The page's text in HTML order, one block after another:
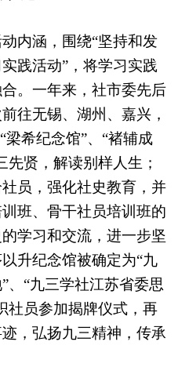
内涵，围绕“坚持和发
践活动”，将学习实践
。一年来，社市委先后
往无锡、湖州、嘉兴，
梁希纪念馆”、“褚辅成
先贤，解读别样人生；
员，强化社史教育，并
班、骨干社员培训班的
学习和交流，进一步坚
升纪念馆被确定为“九
、“九三学社江苏省委思
社员参加揭牌仪式，再
，弘扬九三精神，传承